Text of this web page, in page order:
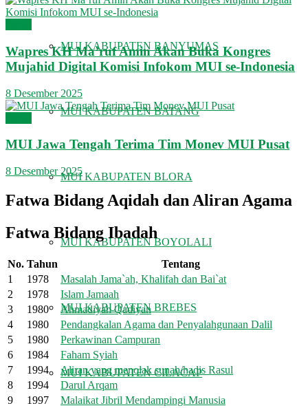
MUI KABUPATEN BANYUMAS
MUI KABUPATEN BATANG
MUI KABUPATEN BLORA
MUI KABUPATEN BOYOLALI
MUI KABUPATEN BREBES
MUI KABUPATEN CILACAP
Wapres KH Ma’ruf Amin Akan Buka Kongres
Mujahid Digital Komisi Infokom MUI se-Indonesia
8 Desember 2025
MUI Jawa Tengah Terima Tim Monev MUI Pusat
8 Desember 2025
Fatwa Bidang Aqidah dan Aliran Agama
Fatwa Bidang Ibadah
No. Tahun
Tentang
1
1978
Masalah Jama`ah, Khalifah dan Bai`at
2
1978
Islam Jamaah
3
1980
Ahmadiyah Qadiyan
4
1980
Pendangkalan Agama dan Penyalahgunaan Dalil
5
1980
Perkawinan Campuran
6
1984
Faham Syiah
7
1994
Aliran yang menolak sunah/hadis Rasul
8
1994
Darul Arqam
9
1997
Malaikat Jibril Mendampingi Manusia